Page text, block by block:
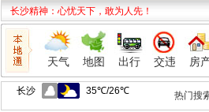
长沙精神：心忧天下，敢为人先！
天气 地图 出行 交违 房
热门搜